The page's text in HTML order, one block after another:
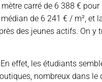
carré de 6 388 € pour
de 6 241 € / m², et
des jeunes actifs. On y
effet, les étudiants
nombreux dans le